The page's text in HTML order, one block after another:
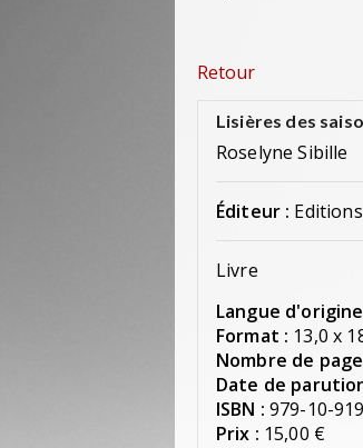
Retour
Lisières des
Roselyne Sibille
Éditeur :
Livre
Langue
Format : 13,0 x
Nombre de
Date de
ISBN : 979-10-
Prix : 15,00 €